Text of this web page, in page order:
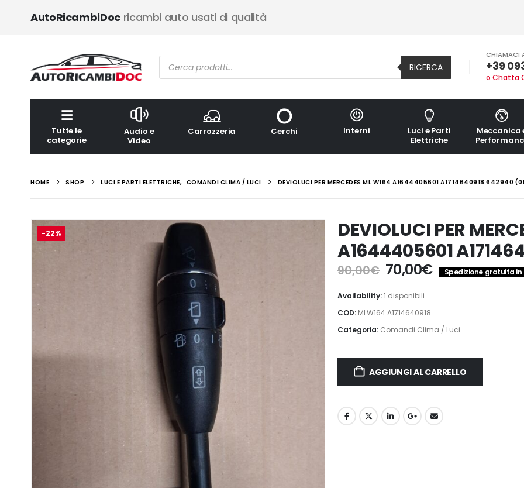
AutoRicambiDocricambi auto usati di qualità
Ricerca
prodotti RICERCA
CHIAMACI
+39
o Chatta
Tutte le
categorie
Audio e
Video
Carrozzeria Cerchi Interni
Luci e Parti
Elettriche
Meccanica
HOME SHOP LUCI E PARTI ELETTRICHE, COMANDI CLIMA / LUCI DEVIOLUCI PER MERCEDES ML W164 A1644405601 A1714640918 642940
-22%
DEVIOLUCI PER
A1644405601
90,00€ Il
prezzo
originale
era:
90,00€.
70,00€Il
prezzo
70,00€.
Spedizione gratuita
Availability:1 disponibili
COD: MLW164 A1714640918
Categoria: Comandi Clima / Luci
AGGIUNGI AL CARRELLO